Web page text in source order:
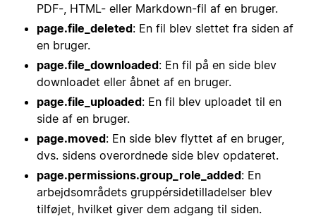
PDF-, HTML- eller Markdown-fil af en bruger.
page.file_deleted: En fil blev slettet fra siden af
en bruger.
page.file_downloaded: En fil på en side blev
downloadet eller åbnet af en bruger.
page.file_uploaded: En fil blev uploadet til en
side af en bruger.
page.moved: En side blev flyttet af en bruger,
dvs. sidens overordnede side blev opdateret.
page.permissions.group_role_added: En
arbejdsområdets gruppérsidetilladelser blev
tilføjet, hvilket giver dem adgang til siden.